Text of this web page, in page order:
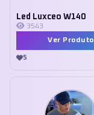
Led Luxceo W140
3543
Ver Produto
5